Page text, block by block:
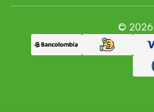
© 2026